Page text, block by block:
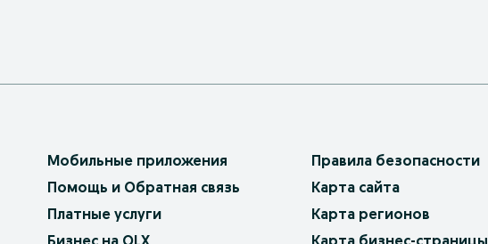
Мобильные приложения
Помощь и Обратная связь
Платные услуги
Правила безопасности
Карта сайта
Карта регионов